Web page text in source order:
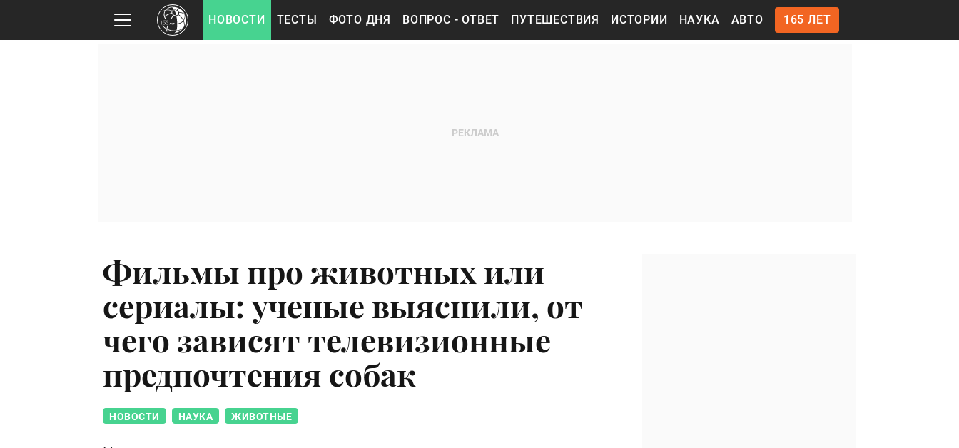
НОВОСТИ ТЕСТЫ ФОТО ДНЯ ВОПРОС - ОТВЕТ ПУТЕШЕСТВИЯ ИСТОРИИ НАУКА АВТО 165 ЛЕТ
Фильмы про животных или
сериалы: ученые выяснили, от
чего зависят телевизионные
предпочтения собак
НОВОСТИ НАУКА ЖИВОТНЫЕ